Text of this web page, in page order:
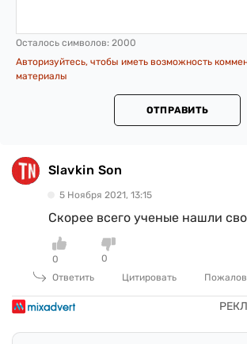
Осталось символов: 2000
Авторизуйтесь, чтобы иметь возможность
материалы
ОТПРАВИТЬ
Slavkin Son
5 Ноября 2021, 13:15
Скорее всего ученые нашли
0
0
Ответить
Цитировать